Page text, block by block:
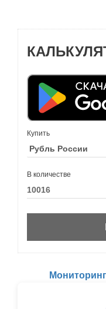
Купить
В количестве